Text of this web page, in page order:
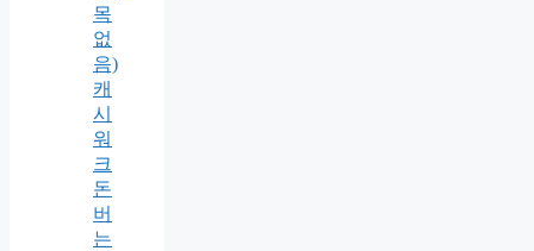
목
없
음)
캐
시
워
크
돈
버
는